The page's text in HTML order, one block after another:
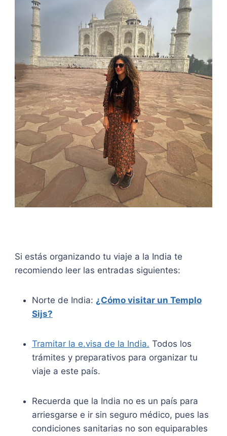
Si estás organizando tu viaje a la India te
recomiendo leer las entradas siguientes:
Norte de India: ¿Cómo visitar un Templo
Sijs?
Tramitar la e.visa de la India. Todos los
trámites y preparativos para organizar tu
viaje a este país.
Recuerda que la India no es un país para
arriesgarse e ir sin seguro médico, pues las
condiciones sanitarias no son equiparables